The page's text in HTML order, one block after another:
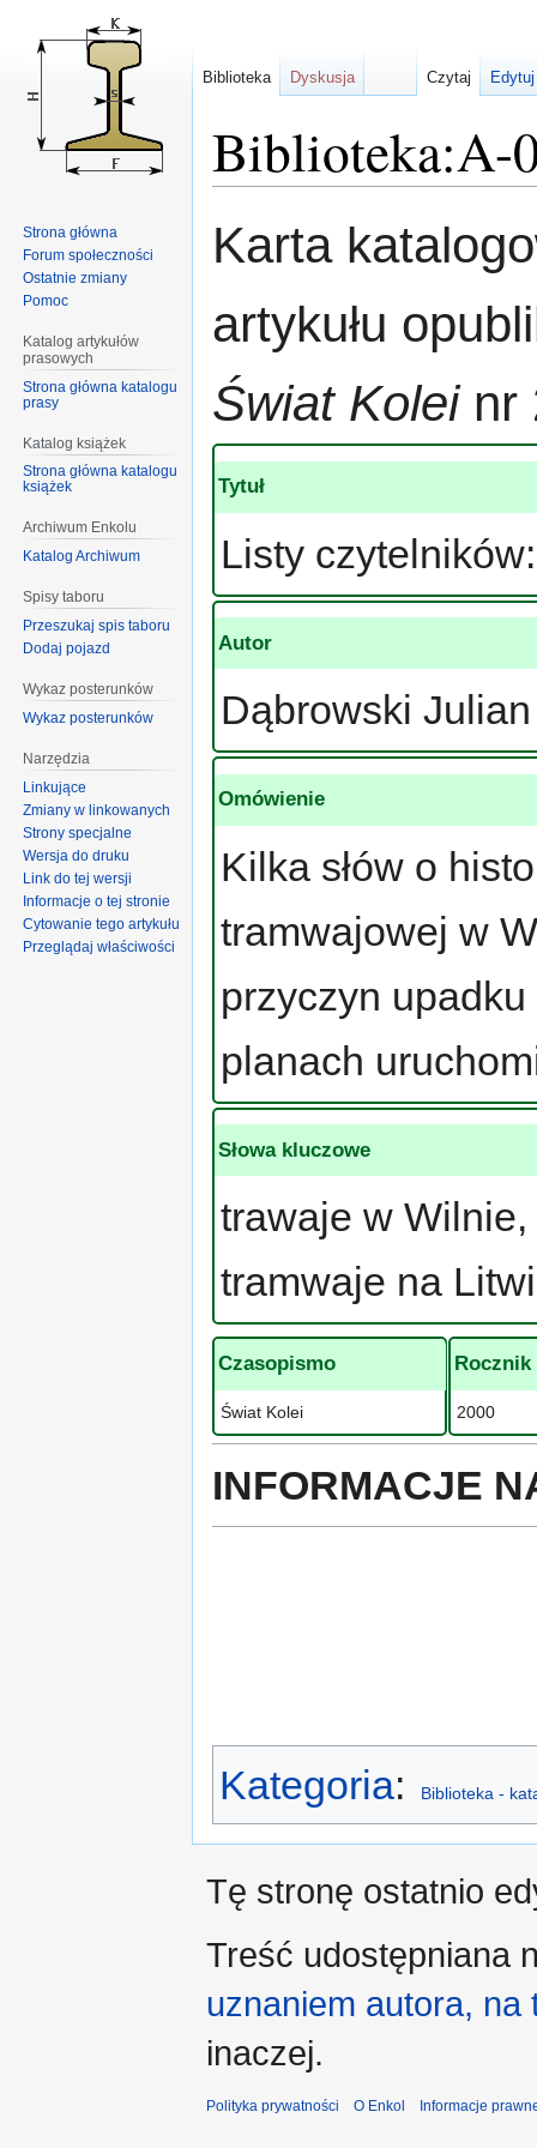
Biblioteka:A-
do
do
Karta
artykułu
Świat Koleinr
Tytuł
Listy
Autor
Dąbrowski Julian
Omówienie
Kilka słów o
tramwajowej w
przyczyn
planach
Słowa kluczowe
trawaje w
tramwaje na
Czasopismo
Świat Kolei
Rocznik
2000
INFORMACJE
Kategoria: Biblioteka -
Biblioteka Dyskusja Czytaj
Strona główna
Forum społeczności
Ostatnie zmiany
Pomoc
Katalog artykułów
prasowych
Strona główna katalogu
prasy
Katalog książek
Strona główna katalogu
książek
Archiwum Enkolu
Katalog Archiwum
Spisy taboru
Przeszukaj spis taboru
Dodaj pojazd
Wykaz posterunków
Wykaz posterunków
Narzędzia
Linkujące
Zmiany w linkowanych
Strony specjalne
Wersja do druku
Link do tej wersji
Informacje o tej stronie
Cytowanie tego artykułu
Przeglądaj właściwości
Tę stronę ostatnio
Treść udostępniana
uznaniem autora,
inaczej.
Polityka prywatności O Enkol Informacje